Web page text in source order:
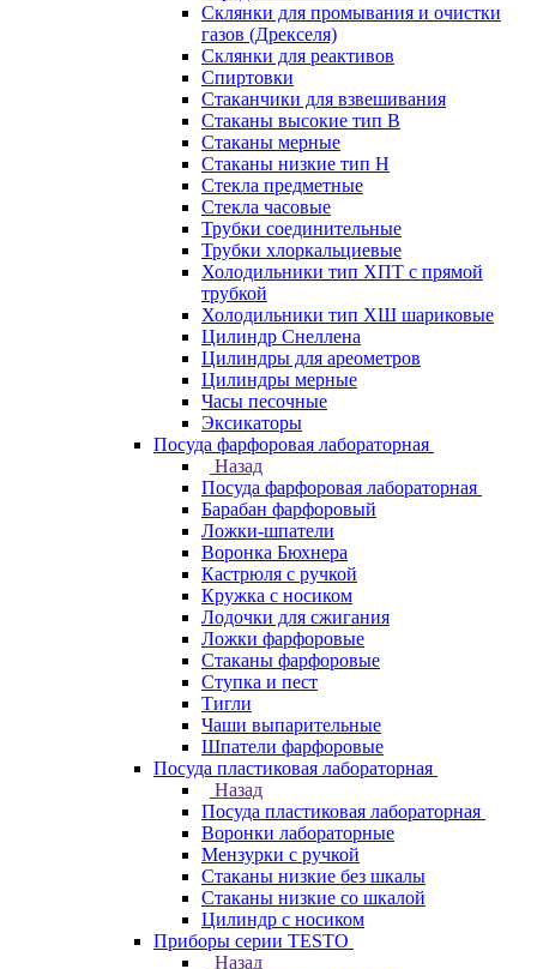
Склянки для промывания и очистки
газов (Дрекселя)
Склянки для реактивов
Спиртовки
Стаканчики для взвешивания
Стаканы высокие тип В
Стаканы мерные
Стаканы низкие тип Н
Стекла предметные
Стекла часовые
Трубки соединительные
Трубки хлоркальциевые
Холодильники тип ХПТ с прямой
трубкой
Холодильники тип ХШ шариковые
Цилиндр Снеллена
Цилиндры для ареометров
Цилиндры мерные
Часы песочные
Эксикаторы
Посуда фарфоровая лабораторная
Назад
Посуда фарфоровая лабораторная
Барабан фарфоровый
Ложки-шпатели
Воронка Бюхнера
Кастрюля с ручкой
Кружка с носиком
Лодочки для сжигания
Ложки фарфоровые
Стаканы фарфоровые
Ступка и пест
Тигли
Чаши выпарительные
Шпатели фарфоровые
Посуда пластиковая лабораторная
Назад
Посуда пластиковая лабораторная
Воронки лабораторные
Мензурки с ручкой
Стаканы низкие без шкалы
Стаканы низкие со шкалой
Цилиндр с носиком
Приборы серии TESTO
Назад